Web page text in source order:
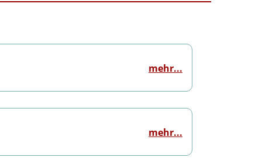
mehr...
mehr...